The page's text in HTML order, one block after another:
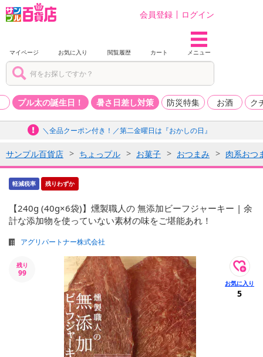
会員登録 ログイン
マイページ お気に入り 閲覧履歴 カート メニュー
プル太の誕生日！ 暑さ日差し対策 防災特集 お酒 ク
＼全品クーポン付き！／第二金曜日は『おかしの日』
サンプル百貨店 ちょっプル お菓子 おつまみ 肉系おつ
軽減税率 残りわずか
【240g (40g×6袋)】燻製職人の 無添加ビーフジャーキー | 余
計な添加物を使っていない素材の味をご堪能あれ！
アグリパートナー株式会社
残り
99
5